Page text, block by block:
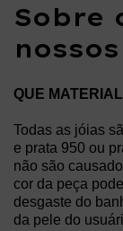
Sobre
QUE
Todas as jóias
e prata 950 ou
não são
cor da peça
desgaste do
da pele do